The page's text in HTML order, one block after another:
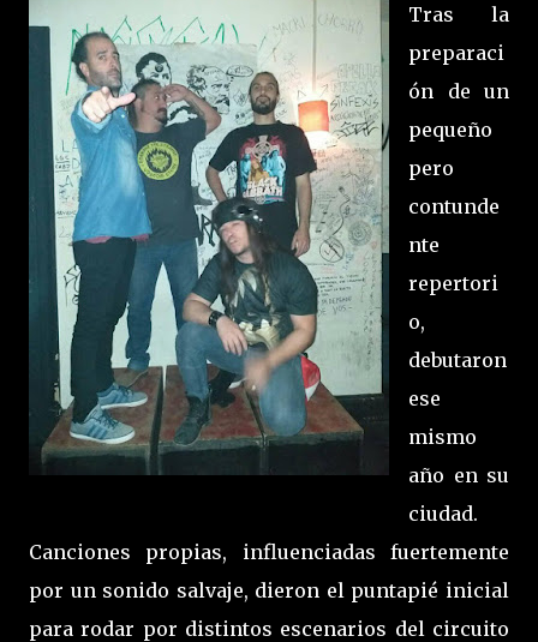
Tras la
preparaci
ón de un
pequeño
pero
contunde
nte
repertori
o,
debutaron
ese
mismo
año en su
ciudad.
Canciones propias, influenciadas fuertemente
por un sonido salvaje, dieron el puntapié inicial
para rodar por distintos escenarios del circuito